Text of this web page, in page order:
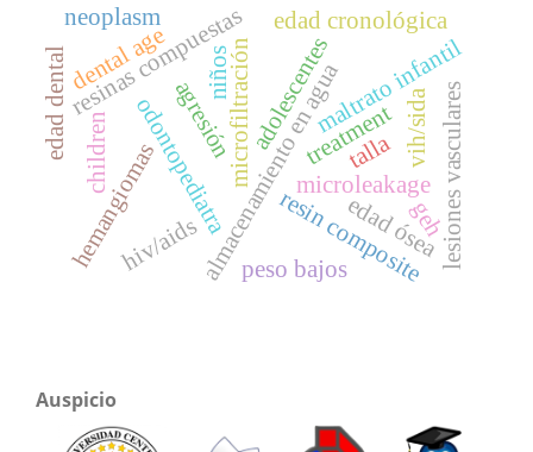
microfiltración
almacenamiento en agua
resinas compuestas
microleakage
resin composite
maltrato infantil
agresión
odontopediatra lesiones vasculares
hemangiomas
niños adolescentes
children treatment
dental age
edad cronológica
edad dental
edad ósea
talla
peso bajos
vih/sida
hiv/aids
neoplasm
geh
Auspicio